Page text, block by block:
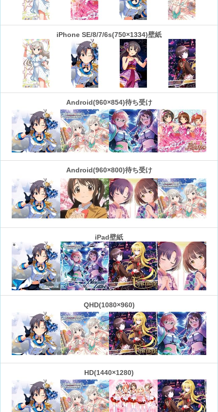
iPhone SE/8/7/6s(750×1334)壁紙
Android(960×854)待ち受け
Android(960×800)待ち受け
iPad壁紙
QHD(1080×960)
HD(1440×1280)